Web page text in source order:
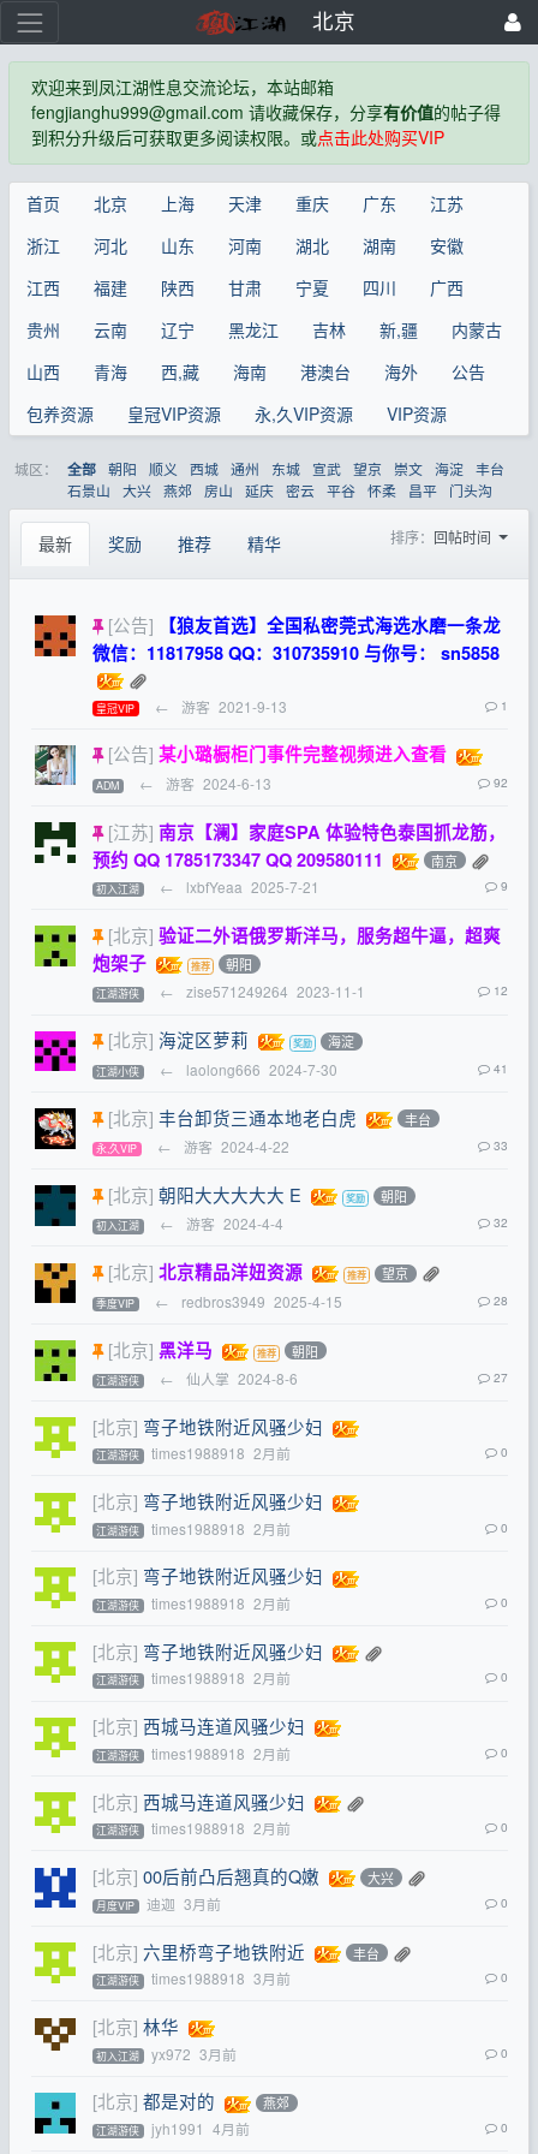
北京
欢迎来到凤江湖性息交流论坛，本站邮箱
fengjianghu999@gmail.com 请收藏保存，分享有价值的帖子得
到积分升级后可获取更多阅读权限。或点击此处购买VIP
首页 北京 上海 天津 重庆 广东
江苏
浙江
河北 山东 河南 湖北 湖南
安徽
江西
福建 陕西 甘肃 宁夏 四川
广西
贵州
云南 辽宁 黑龙江 吉林 新,疆
内蒙古
山西
青海 西,藏 海南 港澳台 海外
公告
包养资源
皇冠VIP资源 永,久VIP资源 VIP资源
城区： 全部 朝阳 顺义 西城 通州 东城 宣武 望京 崇文 海淀 丰台
石景山
大兴 燕郊 房山 延庆 密云 平谷 怀柔 昌平 门头沟
最新 奖励 推荐 精华 排序： 回帖时间
[公告]
【狼友首选】全国私密莞式海选水磨一条龙
微信：11817958 QQ：310735910 与你号： sn5858
皇冠VIP ← 游客 2021-9-13 1
[公告] 某小璐橱柜门事件完整视频进入查看
ADM ← 游客 2024-6-13 92
[江苏] 南京【澜】家庭SPA 体验特色泰国抓龙筋，
预约 QQ 1785173347 QQ 209580111
南京
初入江湖 ← lxbfYeaa 2025-7-21 9
[北京] 验证二外语俄罗斯洋马，服务超牛逼，超爽
炮架子
朝阳
江湖游侠 ← zise571249264 2023-11-1 12
[北京] 海淀区萝莉 海淀
江湖小侠 ← laolong666 2024-7-30 41
[北京] 丰台卸货三通本地老白虎 丰台
永,久VIP ← 游客 2024-4-22 33
[北京] 朝阳大大大大大 E 朝阳
初入江湖 ← 游客 2024-4-4 32
[北京] 北京精品洋妞资源 望京
季度VIP ← redbros3949 2025-4-15 28
[北京] 黑洋马 朝阳
江湖游侠 ← 仙人掌 2024-8-6 27
[北京] 弯子地铁附近风骚少妇
江湖游侠 times1988918 2月前 0
[北京] 弯子地铁附近风骚少妇
江湖游侠 times1988918 2月前 0
[北京] 弯子地铁附近风骚少妇
江湖游侠 times1988918 2月前 0
[北京] 弯子地铁附近风骚少妇
江湖游侠 times1988918 2月前 0
[北京] 西城马连道风骚少妇
江湖游侠 times1988918 2月前 0
[北京] 西城马连道风骚少妇
江湖游侠 times1988918 2月前 0
[北京] 00后前凸后翘真的Q嫩 大兴
月度VIP 迪迦 3月前 0
[北京] 六里桥弯子地铁附近 丰台
江湖游侠 times1988918 3月前 0
[北京] 林华
初入江湖 yx972 3月前 0
[北京] 都是对的 燕郊
江湖游侠 jyh1991 4月前 0